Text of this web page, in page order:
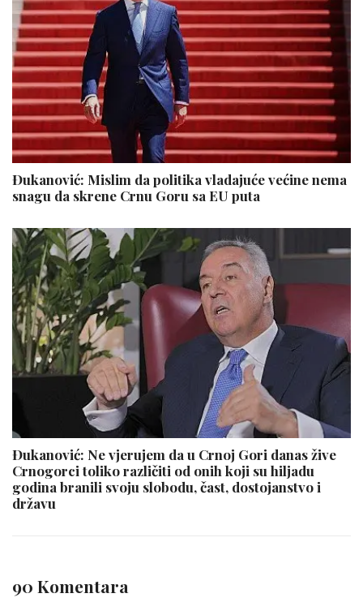
Đukanović: Mislim da politika vladajuće većine nema
snagu da skrene Crnu Goru sa EU puta
Đukanović: Ne vjerujem da u Crnoj Gori danas žive
Crnogorci toliko različiti od onih koji su hiljadu
godina branili svoju slobodu, čast, dostojanstvo i
državu
90 Komentara